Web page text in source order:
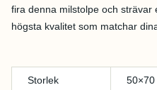
fira denna milstolpe och
högsta kvalitet som matchar
Storlek 50×70